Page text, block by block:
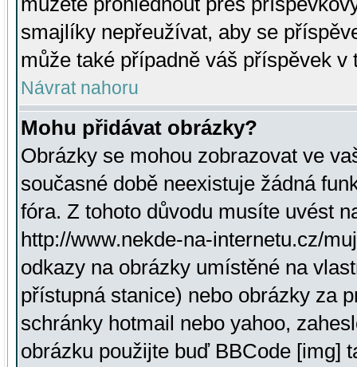
smajlíky nepřeužívat, aby se
může také případně váš příspěvek v
Návrat nahoru
Mohu přidávat obrázky?
Obrázky se mohou zobrazovat ve
současné době neexistuje žádná
fóra. Z tohoto důvodu musíte uvést
http://www.nekde-na-internetu.cz/
odkazy na obrázky umístěné na
přístupná stanice) nebo obrázky za
schránky hotmail nebo yahoo,
obrázku použijte buď BBCode [img]